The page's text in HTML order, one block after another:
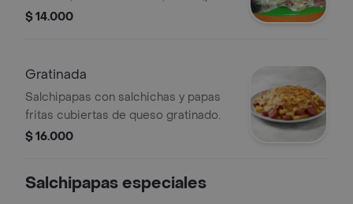
y tártara casera.
$ 14.000
Gratinada
Salchipapas con salchichas y papas
fritas cubiertas de queso gratinado.
$ 16.000
Salchipapas especiales